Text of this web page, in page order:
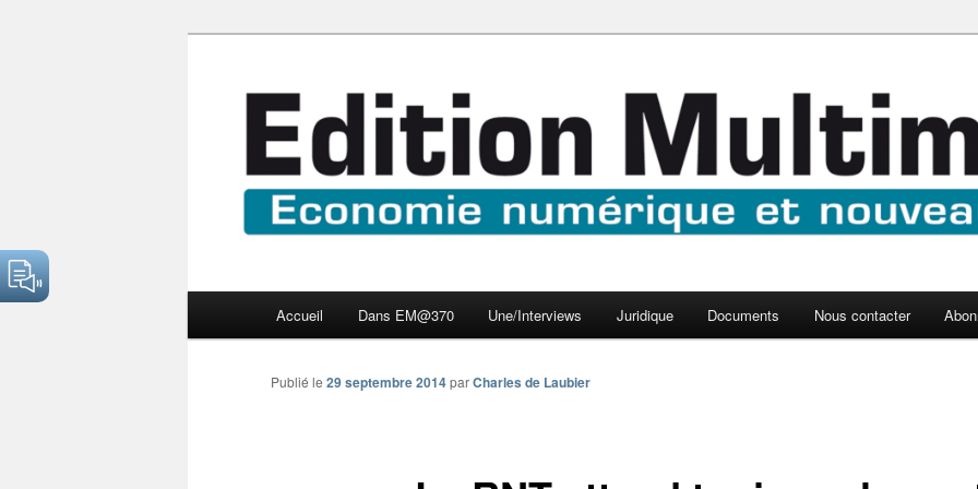
Edition Multimédi@
Accueil Dans EM@370 Une/Interviews Juridique Documents Nous contacter
Publié le 29 septembre 2014parCharles de Laubier